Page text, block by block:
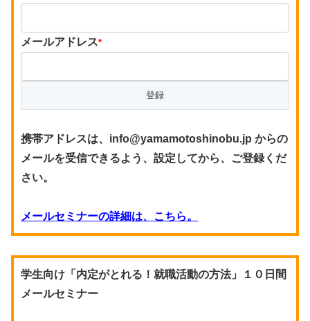
メールアドレス*
携帯アドレスは、info@yamamotoshinobu.jp からの
メールを受信できるよう、設定してから、ご登録くだ
さい。
メールセミナーの詳細は、こちら。
学生向け「内定がとれる！就職活動の方法」１０日間
メールセミナー